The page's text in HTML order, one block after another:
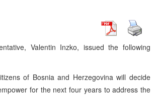
Valentin Inzko, issued the following
of Bosnia and Herzegovina will decide
for the next four years to address the